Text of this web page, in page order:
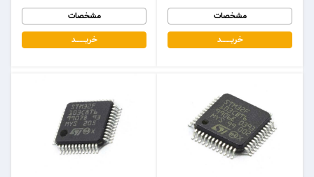
مشخصات
خریـــــــد
مشخصات
خریـــــــد